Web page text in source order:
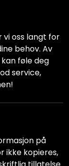
vi oss langt for
behov. Av
føle deg
service,
på
ikke kopieres,